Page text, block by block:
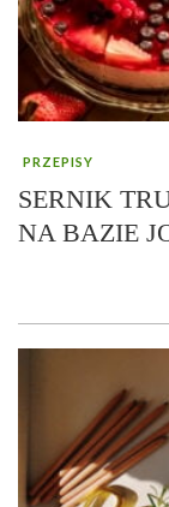
PRZEPISY
SERNIK
NA BAZIE